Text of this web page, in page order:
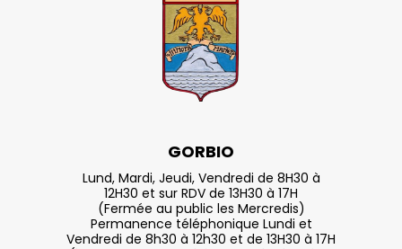
GORBIO
Lund, Mardi, Jeudi, Vendredi de 8H30 à
12H30 et sur RDV de 13H30 à 17H
(Fermée au public les Mercredis)
Permanence téléphonique Lundi et
Vendredi de 8h30 à 12h30 et de 13H30 à 17H